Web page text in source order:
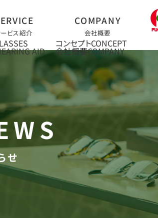
ビス紹介 会社概要
コンセプト
会社概要
せ